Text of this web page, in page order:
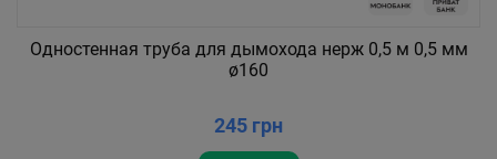
Одностенная труба для дымохода нерж 0,5 м 0,5 мм
ø160
245 грн